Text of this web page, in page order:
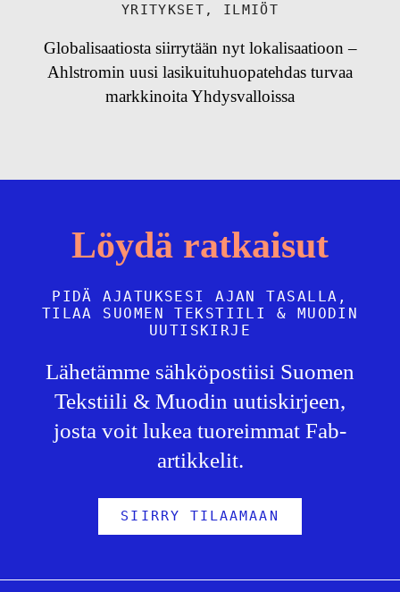
YRITYKSET , ILMIÖT
Globalisaatiosta siirrytään nyt lokalisaatioon –
Ahlstromin uusi lasikuituhuopatehdas turvaa
markkinoita Yhdysvalloissa
Löydä ratkaisut
PIDÄ AJATUKSESI AJAN TASALLA,
TILAA SUOMEN TEKSTIILI & MUODIN
UUTISKIRJE
Lähetämme sähköpostiisi Suomen
Tekstiili & Muodin uutiskirjeen,
josta voit lukea tuoreimmat Fab-
artikkelit.
SIIRRY TILAAMAAN